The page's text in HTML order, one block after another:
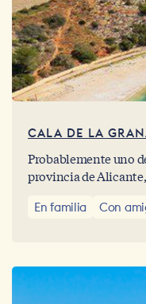
CALA DE LA
Probablemente uno
provincia de Alicante,
En familia Con